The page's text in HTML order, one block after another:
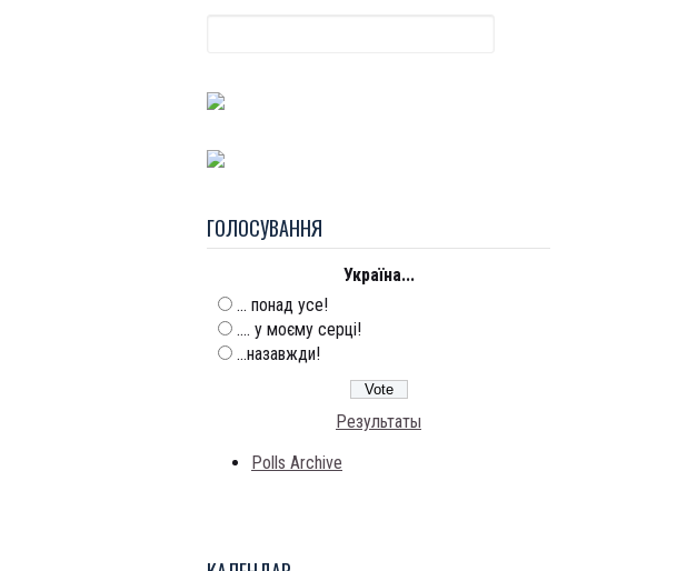
ГОЛОСУВАННЯ
Україна...
... понад усе!
.... у моєму серці!
...назавжди!
Результаты
Polls Archive